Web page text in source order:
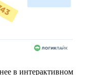
в интерактивном